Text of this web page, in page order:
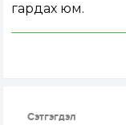
гардах юм.
Сэтгэгдэл